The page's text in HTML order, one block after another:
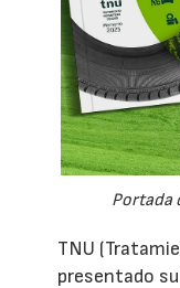
Portada
TNU
presentado